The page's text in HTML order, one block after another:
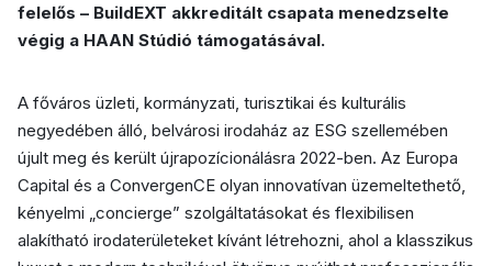
felelős – BuildEXT akkreditált csapata menedzselte
végig a HAAN Stúdió támogatásával.
A főváros üzleti, kormányzati, turisztikai és kulturális
negyedében álló, belvárosi irodaház az ESG szellemében
újult meg és került újrapozícionálásra 2022-ben. Az Europa
Capital és a ConvergenCE olyan innovatívan üzemeltethető,
kényelmi „concierge” szolgáltatásokat és flexibilisen
alakítható irodaterületeket kívánt létrehozni, ahol a klasszikus